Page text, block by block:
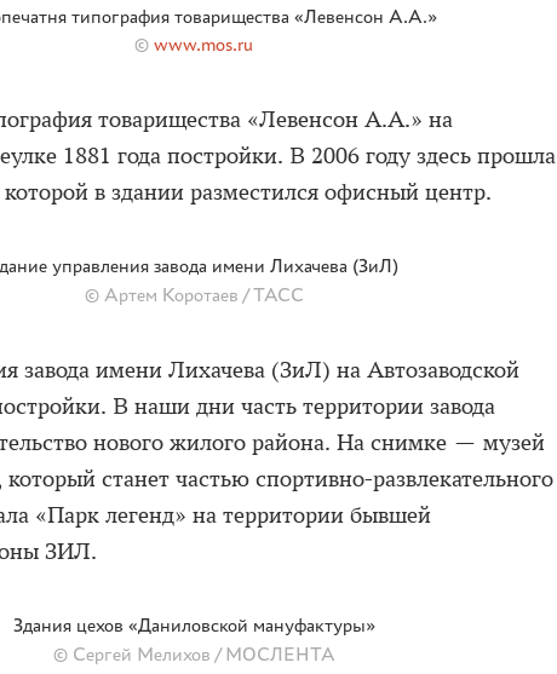
типография товарищества «Левенсон А.А.»
© www.mos.ru
товарищества «Левенсон А.А.» на
1881 года постройки. В 2006 году здесь прошла
в здании разместился офисный центр.
управления завода имени Лихачева (ЗиЛ)
© Артем Коротаев / ТАСС
завода имени Лихачева (ЗиЛ) на Автозаводской
В наши дни часть территории завода
нового жилого района. На снимке — музей
станет частью спортивно-развлекательного
«Парк легенд» на территории бывшей
ЗИЛ.
Здания цехов «Даниловской мануфактуры»
© Сергей Мелихов / МОСЛЕНТА